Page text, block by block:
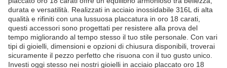
durata e versatilità. Realizzati in acciaio inossidabile 316L di alta
qualità e rifiniti con una lussuosa placcatura in oro 18 carati,
questi accessori sono progettati per resistere alla prova del
tempo migliorando al tempo stesso il tuo stile personale. Con vari
tipi di gioielli, dimensioni e opzioni di chiusura disponibili, troverai
sicuramente il pezzo perfetto che risuona con il tuo gusto unico.
Investi oggi stesso nei nostri gioielli in acciaio placcato oro 18